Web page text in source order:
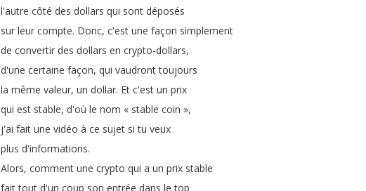
l'autre côté des dollars qui sont déposés
sur leur compte. Donc, c'est une façon simplement
de convertir des dollars en crypto-dollars,
d'une certaine façon, qui vaudront toujours
la même valeur, un dollar. Et c'est un prix
qui est stable, d'où le nom « stable coin »,
j'ai fait une vidéo à ce sujet si tu veux
plus d'informations.
Alors, comment une crypto qui a un prix stable
fait tout d'un coup son entrée dans le top